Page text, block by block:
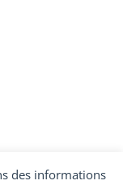
des informations